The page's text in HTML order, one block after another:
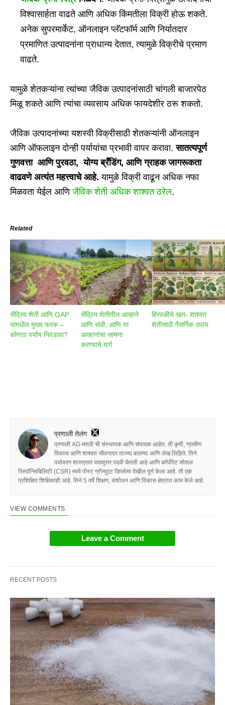
विश्वासार्हता वाढते आणि अधिक किंमतीला विक्री होऊ शकते.
अनेक सुपरमार्केट, ऑनलाइन प्लॅटफॉर्म आणि निर्यातदार
प्रमाणित उत्पादनांना प्राधान्य देतात, त्यामुळे विक्रीचे प्रमाण
वाढते.
यामुळे शेतकऱ्यांना त्यांच्या जैविक उत्पादनांसाठी चांगली बाजारपेठ
मिळू शकते आणि त्यांचा व्यवसाय अधिक फायदेशीर ठरू शकतो.
जैविक उत्पादनांच्या यशस्वी विक्रीसाठी शेतकऱ्यांनी ऑनलाइन
आणि ऑफलाइन दोन्ही पर्यायांचा प्रभावी वापर करावा.सातत्यपूर्ण
गुणवत्ता आणि पुरवठा, योग्य ब्रँडिंग, आणि ग्राहक जागरूकता
वाढवणे अत्यंत महत्त्वाचे आहे. यामुळे विक्री वाढून अधिक नफा
मिळवता येईल आणिजैविक शेती अधिक शाश्वत ठरेल.
Related
सेंद्रिय शेती आणि GAP
यामधील मुख्य फरक –
कोणता पर्याय निवडावा?
सेंद्रिय शेतीतील आव्हाने
आणि संधी, आणि या
आव्हानांचा सामना
करण्याचे मार्ग
हिरवळीचे खत- शाश्वत
शेतीसाठी नैसर्गिक उपाय
प्रणाली तेलंग
प्रणाली AG मराठी ची संस्थापक आणि संपादक आहेत. ती कृषी, ग्रामीण
विकास आणि शाश्वत जीवनावर ताज्या बातम्या आणि लेख लिहिते. तिने
पर्यावरण शास्त्रात पदव्युत्तर पदवी घेतली आहे आणि कॉर्पोरेट सोशल
रिस्पॉन्सिबिलिटी (CSR) मध्ये पोस्ट ग्रॅज्युएट डिप्लोमा देखील पूर्ण केला आहे. ती एक
प्रशिक्षित शिक्षिकाही आहे. तिने 5 वर्षे शिक्षण, संशोधन आणि विकास क्षेत्रात काम केले आहे.
VIEW COMMENTS
Leave a Comment
RECENT POSTS